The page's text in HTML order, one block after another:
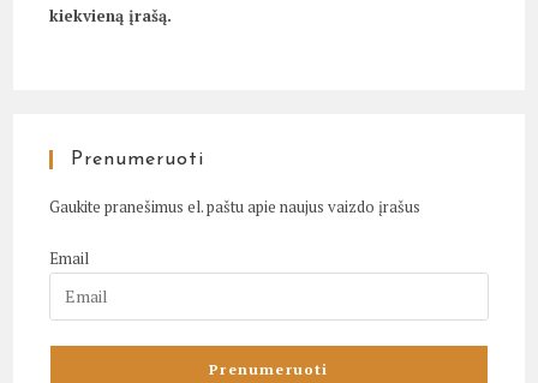
kiekvieną įrašą.
Prenumeruoti
Gaukite pranešimus el. paštu apie naujus vaizdo įrašus
Email